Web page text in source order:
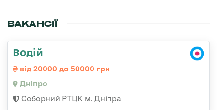
ВАКАНСІЇ
Водій
від 20000 до 50000 грн
Дніпро
Соборний РТЦК м. Дніпра